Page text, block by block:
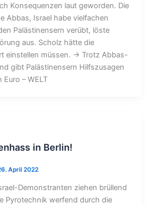
Konsequenzen laut geworden. Die
Abbas, Israel habe vielfachen
Palästinensern verübt, löste
aus. Scholz hätte die
einstellen müssen. → Trotz Abbas-
gibt Palästinensern Hilfszusagen
– WELT
in Berlin!
Demonstranten ziehen brüllend
Pyrotechnik werfend durch die